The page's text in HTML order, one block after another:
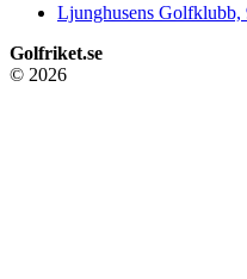
Ljunghusens Golfklubb,
Golfriket.se
© 2026